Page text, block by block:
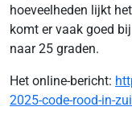
hoeveelheden lijkt
komt er vaak goed
naar 25 graden.
Het online-bericht:
2025-code-rood-in-